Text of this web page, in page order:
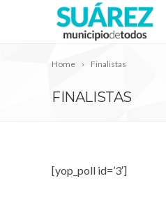
Home Finalistas
FINALISTAS
[yop_poll id=’3′]